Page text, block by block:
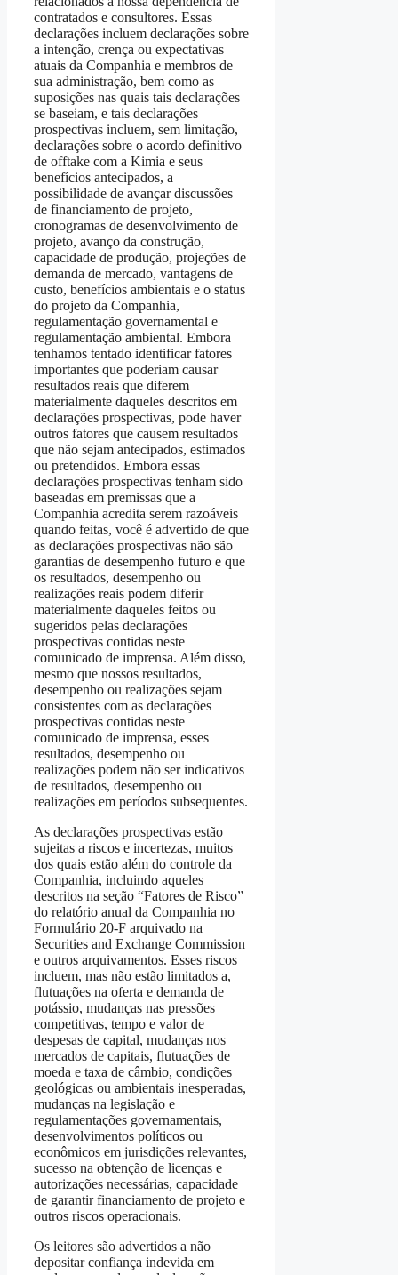
contratados e consultores. Essas
declarações incluem declarações sobre
a intenção, crença ou expectativas
atuais da Companhia e membros de
sua administração, bem como as
suposições nas quais tais declarações
se baseiam, e tais declarações
prospectivas incluem, sem limitação,
declarações sobre o acordo definitivo
de offtake com a Kimia e seus
benefícios antecipados, a
possibilidade de avançar discussões
de financiamento de projeto,
cronogramas de desenvolvimento de
projeto, avanço da construção,
capacidade de produção, projeções de
demanda de mercado, vantagens de
custo, benefícios ambientais e o status
do projeto da Companhia,
regulamentação governamental e
regulamentação ambiental. Embora
tenhamos tentado identificar fatores
importantes que poderiam causar
resultados reais que diferem
materialmente daqueles descritos em
declarações prospectivas, pode haver
outros fatores que causem resultados
que não sejam antecipados, estimados
ou pretendidos. Embora essas
declarações prospectivas tenham sido
baseadas em premissas que a
Companhia acredita serem razoáveis
quando feitas, você é advertido de que
as declarações prospectivas não são
garantias de desempenho futuro e que
os resultados, desempenho ou
realizações reais podem diferir
materialmente daqueles feitos ou
sugeridos pelas declarações
prospectivas contidas neste
comunicado de imprensa. Além disso,
mesmo que nossos resultados,
desempenho ou realizações sejam
consistentes com as declarações
prospectivas contidas neste
comunicado de imprensa, esses
resultados, desempenho ou
realizações podem não ser indicativos
de resultados, desempenho ou
realizações em períodos subsequentes.
As declarações prospectivas estão
sujeitas a riscos e incertezas, muitos
dos quais estão além do controle da
Companhia, incluindo aqueles
descritos na seção “Fatores de Risco”
do relatório anual da Companhia no
Formulário 20-F arquivado na
Securities and Exchange Commission
e outros arquivamentos. Esses riscos
incluem, mas não estão limitados a,
flutuações na oferta e demanda de
potássio, mudanças nas pressões
competitivas, tempo e valor de
despesas de capital, mudanças nos
mercados de capitais, flutuações de
moeda e taxa de câmbio, condições
geológicas ou ambientais inesperadas,
mudanças na legislação e
regulamentações governamentais,
desenvolvimentos políticos ou
econômicos em jurisdições relevantes,
sucesso na obtenção de licenças e
autorizações necessárias, capacidade
de garantir financiamento de projeto e
outros riscos operacionais.
Os leitores são advertidos a não
depositar confiança indevida em